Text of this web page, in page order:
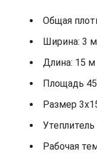
Общая
Ширина: 3 м
Длина: 15 м
Площадь
Размер
Рабочая